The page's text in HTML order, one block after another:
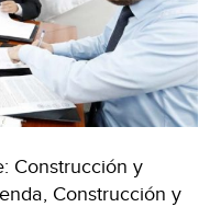
Construcción y
Construcción y